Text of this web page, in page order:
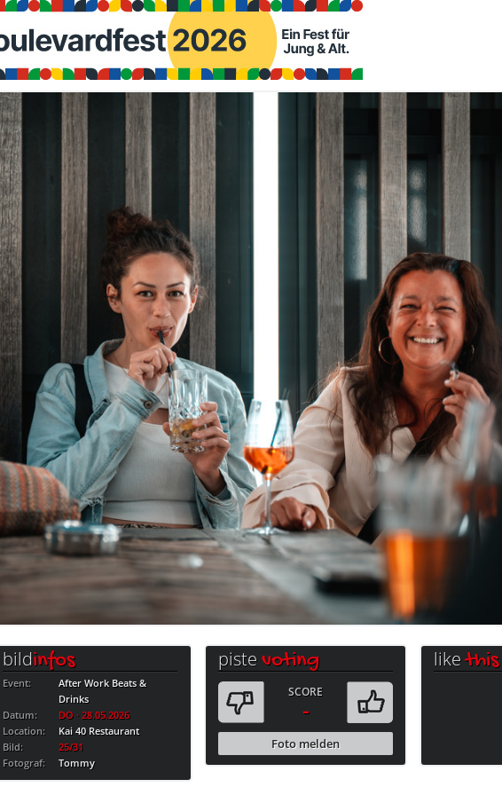
bildinfos
Event:
After Work Beats &
Drinks
Datum:
DO · 28.05.2026
Location:
Kai 40 Restaurant
Bild:
25/31
Fotograf:
Tommy
pistevoting
SCORE
-
Foto melden
likethis